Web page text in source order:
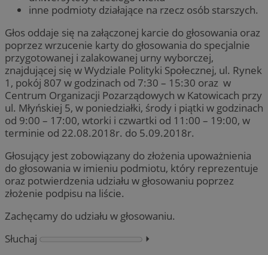
inne podmioty działające na rzecz osób starszych.
Głos oddaje się na załączonej karcie do głosowania oraz
poprzez wrzucenie karty do głosowania do specjalnie
przygotowanej i zalakowanej urny wyborczej,
znajdującej się w Wydziale Polityki Społecznej, ul. Rynek
1, pokój 807 w godzinach od 7:30 – 15:30 oraz w
Centrum Organizacji Pozarządowych w Katowicach przy
ul. Młyńskiej 5, w poniedziałki, środy i piątki w godzinach
od 9:00 – 17:00, wtorki i czwartki od 11:00 – 19:00, w
terminie od 22.08.2018r. do 5.09.2018r.
Głosujący jest zobowiązany do złożenia upoważnienia
do głosowania w imieniu podmiotu, który reprezentuje
oraz potwierdzenia udziału w głosowaniu poprzez
złożenie podpisu na liście.
Zachęcamy do udziału w głosowaniu.
Słuchaj
⏵︎